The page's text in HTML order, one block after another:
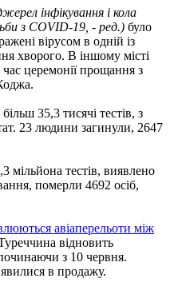
інфікування і кола
з COVID-19, - ред.) було
вірусом в одній із
хворого. В іншому місті
час церемонії прощання з
35,3 тисячі тестів, з
23 людини загинули, 2647
мільйона тестів, виявлено
померли 4692 осіб,
авіаперельоти між
відновить
з 10 червня.
в продажу.